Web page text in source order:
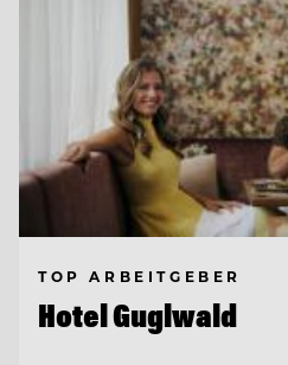
TOP ARBEITGEBER
Hotel Guglwald